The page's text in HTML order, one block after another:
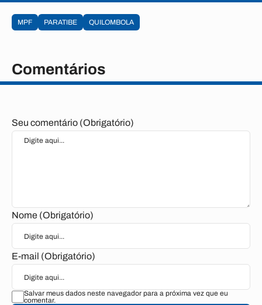
MPF PARATIBE QUILOMBOLA
Comentários
Seu comentário (Obrigatório)
Nome (Obrigatório)
E-mail (Obrigatório)
Salvar meus dados neste navegador para a próxima vez que eu
comentar.